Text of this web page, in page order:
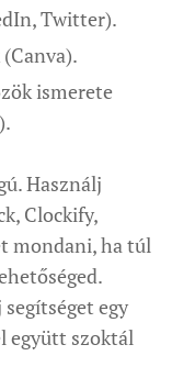
Twitter).
ismerete
Használj
Clockify,
mondani, ha túl
egy
együtt szoktál